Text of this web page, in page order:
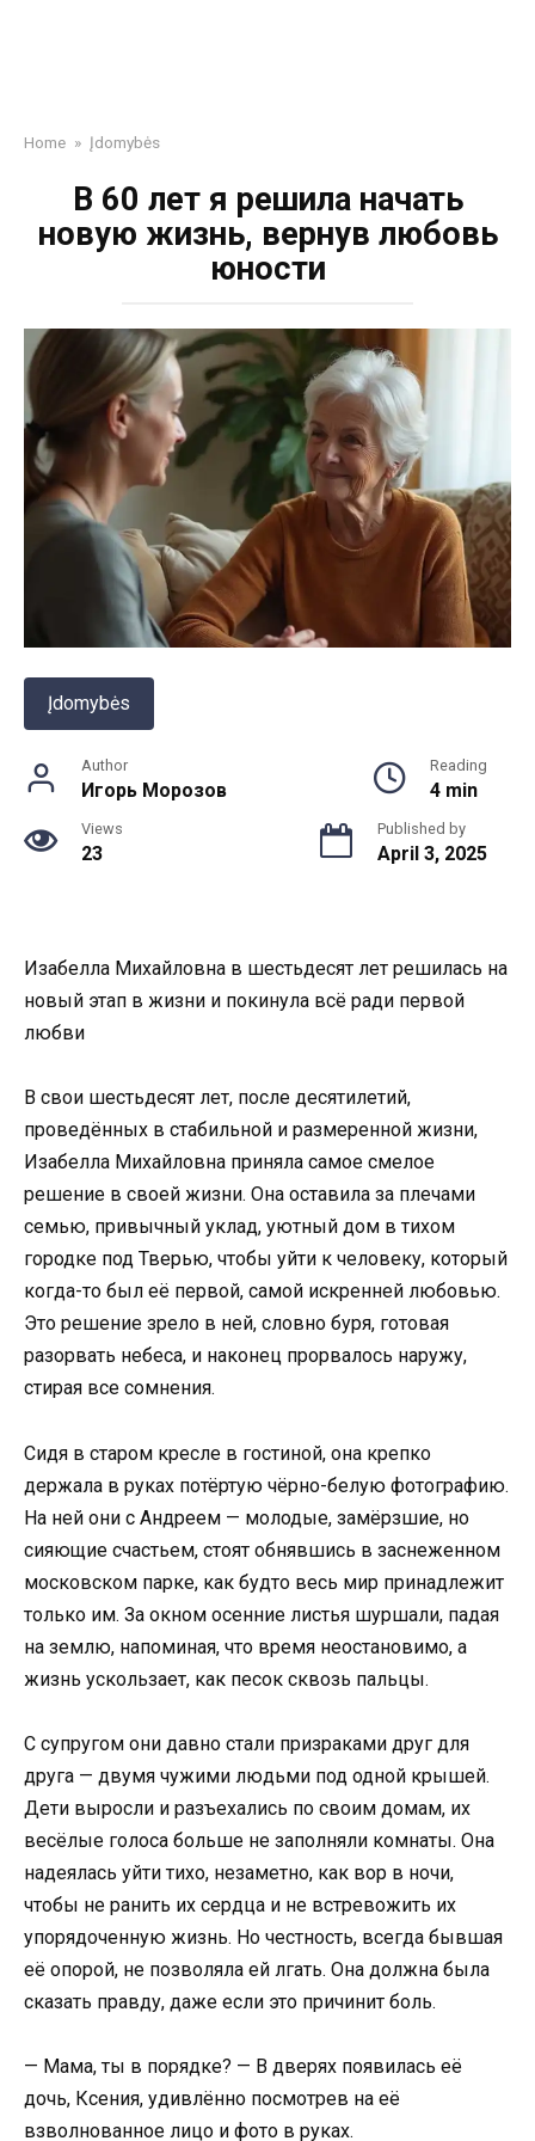
Home » Įdomybės
В 60 лет я решила начать
новую жизнь, вернув любовь
юности
Įdomybės
Author
Игорь Морозов
Reading
4 min
Views
23
Published by
April 3, 2025
Изабелла Михайловна в шестьдесят лет решилась на
новый этап в жизни и покинула всё ради первой
любви
В свои шестьдесят лет, после десятилетий,
проведённых в стабильной и размеренной жизни,
Изабелла Михайловна приняла самое смелое
решение в своей жизни. Она оставила за плечами
семью, привычный уклад, уютный дом в тихом
городке под Тверью, чтобы уйти к человеку, который
когда-то был её первой, самой искренней любовью.
Это решение зрело в ней, словно буря, готовая
разорвать небеса, и наконец прорвалось наружу,
стирая все сомнения.
Сидя в старом кресле в гостиной, она крепко
держала в руках потёртую чёрно-белую фотографию.
На ней они с Андреем — молодые, замёрзшие, но
сияющие счастьем, стоят обнявшись в заснеженном
московском парке, как будто весь мир принадлежит
только им. За окном осенние листья шуршали, падая
на землю, напоминая, что время неостановимо, а
жизнь ускользает, как песок сквозь пальцы.
С супругом они давно стали призраками друг для
друга — двумя чужими людьми под одной крышей.
Дети выросли и разъехались по своим домам, их
весёлые голоса больше не заполняли комнаты. Она
надеялась уйти тихо, незаметно, как вор в ночи,
чтобы не ранить их сердца и не встревожить их
упорядоченную жизнь. Но честность, всегда бывшая
её опорой, не позволяла ей лгать. Она должна была
сказать правду, даже если это причинит боль.
— Мама, ты в порядке? — В дверях появилась её
дочь, Ксения, удивлённо посмотрев на её
взволнованное лицо и фото в руках.